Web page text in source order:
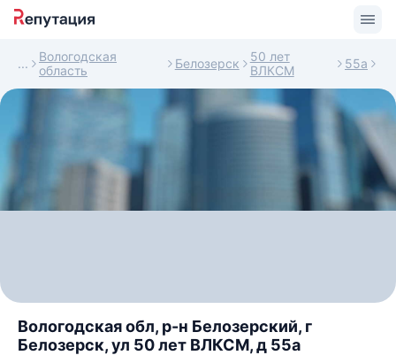
Вологодская
область
Белозерск
50 лет
ВЛКСМ
55а
Вологодская обл, р-н Белозерский, г
Белозерск, ул 50 лет ВЛКСМ, д 55а